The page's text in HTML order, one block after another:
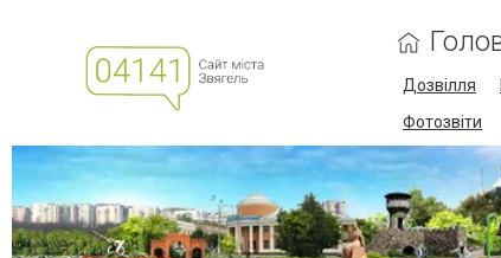
Дозвілля
Фотозвіти